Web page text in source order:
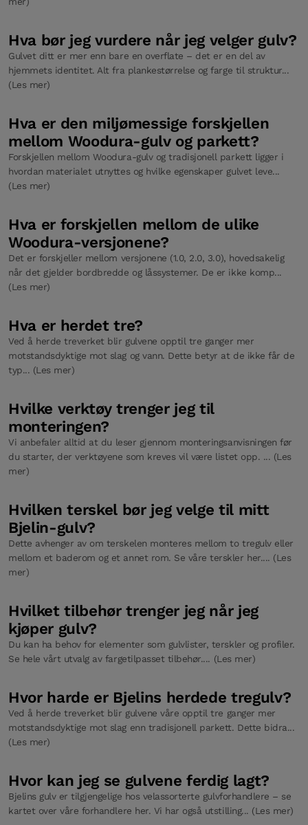
Hva bør jeg vurdere når jeg velger gulv?
Gulvet ditt er mer enn bare en overflate – det er en del av
hjemmets identitet. Alt fra plankestørrelse og farge til struktur...
(Les mer)
Hva er den miljømessige forskjellen
mellom Woodura-gulv og parkett?
Forskjellen mellom Woodura-gulv og tradisjonell parkett ligger i
hvordan materialet utnyttes og hvilke egenskaper gulvet leve...
(Les mer)
Hva er forskjellen mellom de ulike
Woodura-versjonene?
Det er forskjeller mellom versjonene (1.0, 2.0, 3.0), hovedsakelig
når det gjelder bordbredde og låssystemer. De er ikke komp...
(Les mer)
Hva er herdet tre?
Ved å herde treverket blir gulvene opptil tre ganger mer
motstandsdyktige mot slag og vann. Dette betyr at de ikke får de
typ... (Les mer)
Hvilke verktøy trenger jeg til
monteringen?
Vi anbefaler alltid at du leser gjennom monteringsanvisningen før
du starter, der verktøyene som kreves vil være listet opp. ... (Les
mer)
Hvilken terskel bør jeg velge til mitt
Bjelin-gulv?
Dette avhenger av om terskelen monteres mellom to tregulv eller
mellom et baderom og et annet rom. Se våre terskler her.... (Les
mer)
Hvilket tilbehør trenger jeg når jeg
kjøper gulv?
Du kan ha behov for elementer som gulvlister, terskler og profiler.
Se hele vårt utvalg av fargetilpasset tilbehør.... (Les mer)
Hvor harde er Bjelins herdede tregulv?
Ved å herde treverket blir gulvene våre opptil tre ganger mer
motstandsdyktige mot slag enn tradisjonell parkett. Dette bidra...
(Les mer)
Hvor kan jeg se gulvene ferdig lagt?
Bjelins gulv er tilgjengelige hos velassorterte gulvforhandlere – se
kartet over våre forhandlere her. Vi har også utstilling... (Les mer)